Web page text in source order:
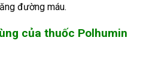
đường máu.
của thuốc Polhumin